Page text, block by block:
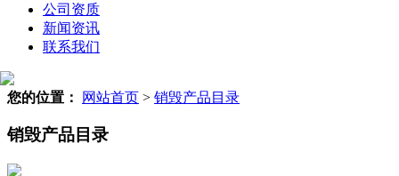
公司资质
新闻资讯
联系我们
您的位置： 网站首页 > 销毁产品目录
销毁产品目录